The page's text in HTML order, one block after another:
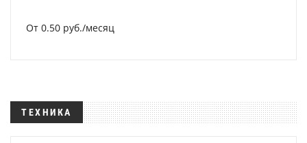
От 0.50 руб./месяц
ТЕХНИКА